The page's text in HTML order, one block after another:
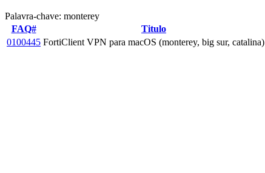
Palavra-chave: monterey
FAQ#
Titulo
0100445 FortiClient VPN para macOS (monterey, big sur, catalina)